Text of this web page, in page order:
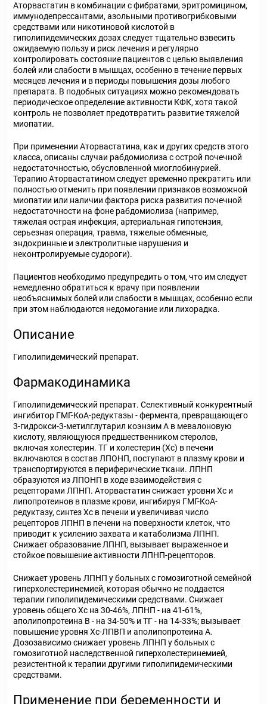
Аторвастатин в комбинации с фибратами, эритромицином,
иммунодепрессантами, азольными противогрибковыми
средствами или никотиновой кислотой в
гиполипидемических дозах следует тщательно взвесить
ожидаемую пользу и риск лечения и регулярно
контролировать состояние пациентов с целью выявления
болей или слабости в мышцах, особенно в течение первых
месяцев лечения и в периоды повышения дозы любого
препарата. В подобных ситуациях можно рекомендовать
периодическое определение активности КФК, хотя такой
контроль не позволяет предотвратить развитие тяжелой
миопатии.
При применении Аторвастатина, как и других средств этого
класса, описаны случаи рабдомиолиза с острой почечной
недостаточностью, обусловленной миоглобинурией.
Терапию Аторвастатином следует временно прекратить или
полностью отменить при появлении признаков возможной
миопатии или наличии фактора риска развития почечной
недостаточности на фоне рабдомиолиза (например,
тяжелая острая инфекция, артериальная гипотензия,
серьезная операция, травма, тяжелые обменные,
эндокринные и электролитные нарушения и
неконтролируемые судороги).
Пациентов необходимо предупредить о том, что им следует
немедленно обратиться к врачу при появлении
необъяснимых болей или слабости в мышцах, особенно если
при этом наблюдаются недомогание или лихорадка.
Описание
Гиполипидемический препарат.
Фармакодинамика
Гиполипидемический препарат. Селективный конкурентный
ингибитор ГМГ-КоА-редуктазы - фермента, превращающего
3-гидрокси-3-метилглутарил коэнзим А в мевалоновую
кислоту, являющуюся предшественником стеролов,
включая холестерин. ТГ и холестерин (Хс) в печени
включаются в состав ЛПОНП, поступают в плазму крови и
транспортируются в периферические ткани. ЛПНП
образуются из ЛПОНП в ходе взаимодействия с
рецепторами ЛПНП. Аторвастатин снижает уровни Хс и
липопротеинов в плазме крови, ингибируя ГМГ-КоА-
редуктазу, синтез Хс в печени и увеличивая число
рецепторов ЛПНП в печени на поверхности клеток, что
приводит к усилению захвата и катаболизма ЛПНП.
Снижает образование ЛПНП, вызывает выраженное и
стойкое повышение активности ЛПНП-рецепторов.
Снижает уровень ЛПНП у больных с гомозиготной семейной
гиперхолестеринемией, которая обычно не поддается
терапии гиполипидемическими средствами. Снижает
уровень общего Хс на 30-46%, ЛПНП - на 41-61%,
аполипопротеина В - на 34-50% и ТГ - на 14-33%; вызывает
повышение уровня Хс-ЛПВП и аполипопротеина А.
Дозозависимо снижает уровень ЛПНП у больных с
гомозиготной наследственной гиперхолестеринемией,
резистентной к терапии другими гиполипидемическими
средствами.
Применение при беременности и